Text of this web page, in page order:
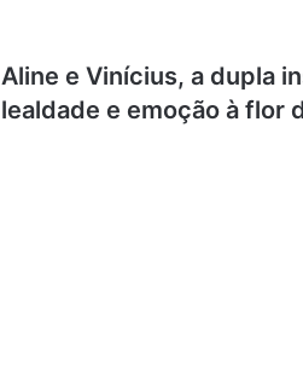
Aline e Vinícius, a dupla
lealdade e emoção à flor